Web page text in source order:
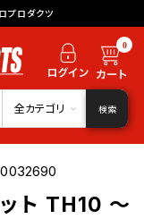
プロダクツ
0
全カテゴリ 検索
ト TH10 ～